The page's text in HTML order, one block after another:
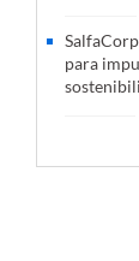
para